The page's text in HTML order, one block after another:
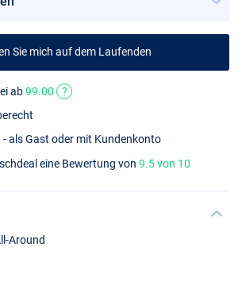
Sie mich auf dem Laufenden
ab99.00
?
- als Gast oder mit Kundenkonto
eine Bewertung von9.5 von 10
Around